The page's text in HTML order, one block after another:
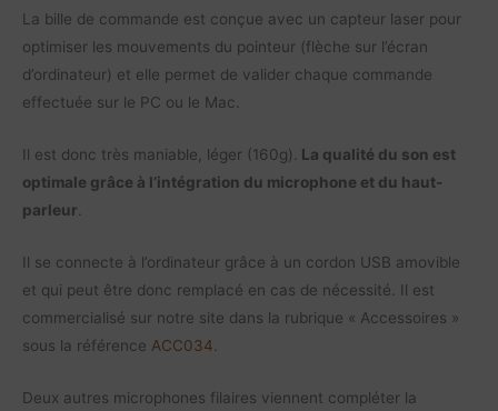
La bille de commande est conçue avec un capteur laser pour
optimiser les mouvements du pointeur (flèche sur l’écran
d’ordinateur) et elle permet de valider chaque commande
effectuée sur le PC ou le Mac.
Il est donc très maniable, léger (160g).
La qualité du son est
optimale grâce à l’intégration du microphone et du haut-
parleur
Il se connecte à l’ordinateur grâce à un cordon USB amovible
et qui peut être donc remplacé en cas de nécessité. Il est
commercialisé sur notre site dans la rubrique « Accessoires »
sous la référence ACC034
Deux autres microphones filaires viennent compléter la